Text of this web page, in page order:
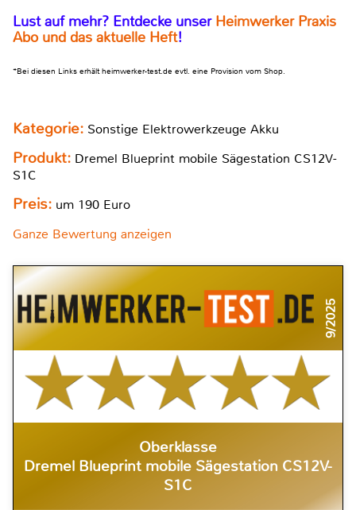
Lust auf mehr? Entdecke unser Heimwerker Praxis
Abo und das aktuelle Heft!
*Bei diesen Links erhält heimwerker-test.de evtl. eine Provision vom Shop.
Kategorie: Sonstige Elektrowerkzeuge Akku
Produkt: Dremel Blueprint mobile Sägestation CS12V-
S1C
Preis: um 190 Euro
Ganze Bewertung anzeigen
9/2025
Oberklasse
Dremel Blueprint mobile Sägestation CS12V-
S1C